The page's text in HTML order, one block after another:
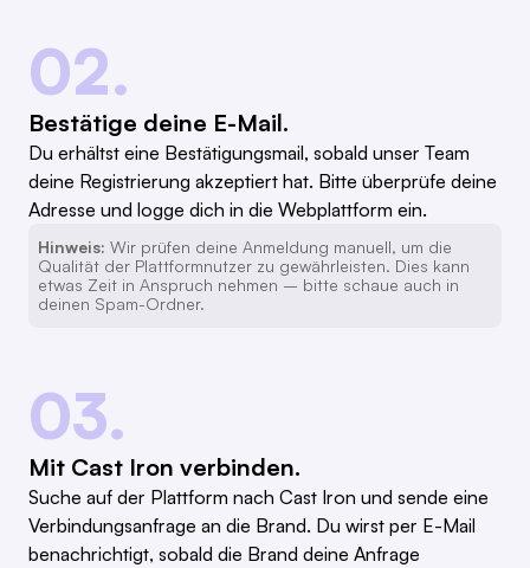
02.
Bestätige deine E-Mail.
Du erhältst eine Bestätigungsmail, sobald unser Team
deine Registrierung akzeptiert hat. Bitte überprüfe deine
Adresse und logge dich in die Webplattform ein.
Hinweis: Wir prüfen deine Anmeldung manuell, um die
Qualität der Plattformnutzer zu gewährleisten. Dies kann
etwas Zeit in Anspruch nehmen – bitte schaue auch in
deinen Spam-Ordner.
03.
Mit Cast Iron verbinden.
Suche auf der Plattform nach Cast Iron und sende eine
Verbindungsanfrage an die Brand. Du wirst per E-Mail
benachrichtigt, sobald die Brand deine Anfrage